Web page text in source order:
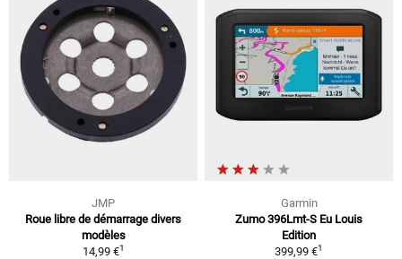
JMP
Roue libre de démarrage divers
modèles
14,99 €1
Garmin
Zumo 396Lmt-S Eu Louis
Edition
399,99 €1